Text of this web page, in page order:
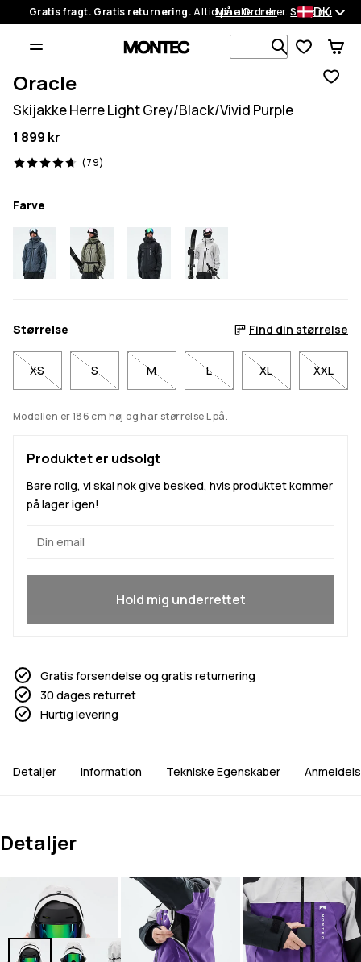
Gratis fragt. Gratis returnering.Altid på alle ordrer.Shop nu
Mine Ordrer DK
Søg i 1
Oracle
Skijakke Herre Light Grey/Black/Vivid Purple
1 899 kr
(79)
79 anmeldelser, 4.7/5
Farve
Størrelse Find din størrelse
XS S M L XL XXL
Modellen er 186 cm høj og har størrelse L på.
Produktet er udsolgt
Bare rolig, vi skal nok give besked, hvis produktet kommer
på lager igen!
Hold mig underrettet
Gratis forsendelse og gratis returnering
30 dages returret
Hurtig levering
Detaljer Information Tekniske Egenskaber
Detaljer